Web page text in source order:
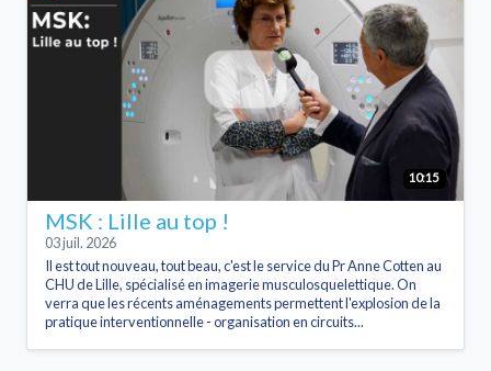
10:15
MSK : Lille au top !
03 juil. 2026
Il est tout nouveau, tout beau, c'est le service du Pr Anne Cotten au
CHU de Lille, spécialisé en imagerie musculosquelettique. On
verra que les récents aménagements permettent l'explosion de la
pratique interventionnelle - organisation en circuits...